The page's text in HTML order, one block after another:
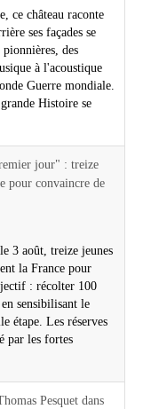
ce château raconte
ses façades se
des
à l'acoustique
Guerre mondiale.
Histoire se
jour" : treize
pour convaincre de
3 août, treize jeunes
la France pour
: récolter 100
sensibilisant le
étape. Les réserves
par les fortes
Pesquet dans